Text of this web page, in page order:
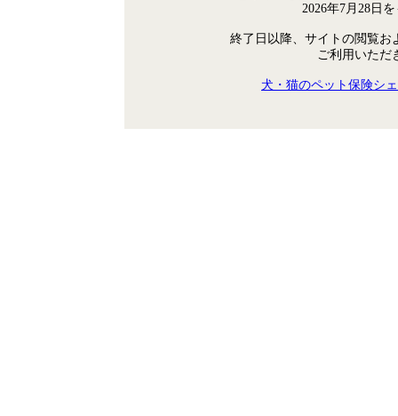
2026年7月28日
終了日以降、サイトの閲覧お
ご利用いただ
犬・猫のペット保険シ